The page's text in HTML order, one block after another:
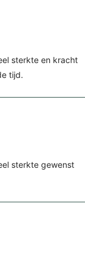
sterkte en kracht
tijd.
sterkte gewenst